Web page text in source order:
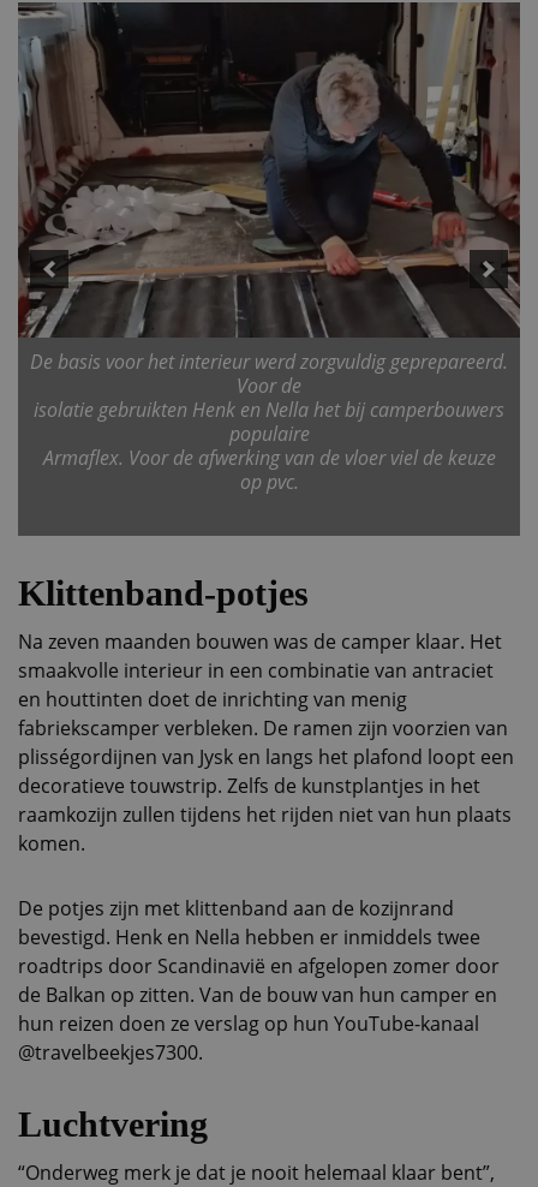
De basis voor het interieur werd zorgvuldig geprepareerd.
Voor de
isolatie gebruikten Henk en Nella het bij camperbouwers
populaire
Armaflex. Voor de afwerking van de vloer viel de keuze
op pvc.
Klittenband-potjes
Na zeven maanden bouwen was de camper klaar. Het
smaakvolle interieur in een combinatie van antraciet
en houttinten doet de inrichting van menig
fabriekscamper verbleken. De ramen zijn voorzien van
plisségordijnen van Jysk en langs het plafond loopt een
decoratieve touwstrip. Zelfs de kunstplantjes in het
raamkozijn zullen tijdens het rijden niet van hun plaats
komen.
De potjes zijn met klittenband aan de kozijnrand
bevestigd. Henk en Nella hebben er inmiddels twee
roadtrips door Scandinavië en afgelopen zomer door
de Balkan op zitten. Van de bouw van hun camper en
hun reizen doen ze verslag op hun YouTube-kanaal
@travelbeekjes7300.
Luchtvering
“Onderweg merk je dat je nooit helemaal klaar bent”,